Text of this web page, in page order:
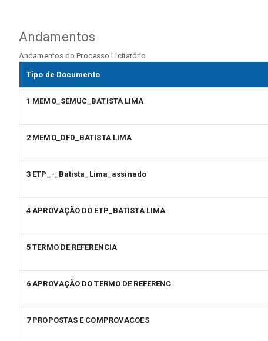
Andamentos
Andamentos do Processo Licitatório
Tipo de Documento
1 MEMO_SEMUC_BATISTA LIMA
2 MEMO_DFD_BATISTA LIMA
3 ETP_-_Batista_Lima_assinado
4 APROVAÇÃO DO ETP_BATISTA LIMA
5 TERMO DE REFERENCIA
6 APROVAÇÃO DO TERMO DE REFERENC
7 PROPOSTAS E COMPROVACOES